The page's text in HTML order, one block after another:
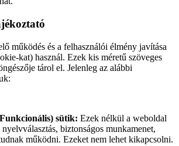
működés és a felhasználói élmény javítása
kat) használ. Ezek kis méretű szöveges
tárol el. Jelenleg az alábbi
sütik: Ezek nélkül a weboldal
biztonságos munkamenet,
működni. Ezeket nem lehet kikapcsolni.